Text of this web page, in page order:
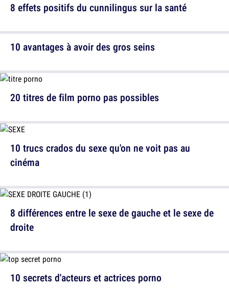
8 effets positifs du cunnilingus sur la santé
20 titres de film porno pas possibles
8 différences entre le sexe de gauche et le sexe de
droite
10 avantages à avoir des gros seins
10 trucs crados du sexe qu'on ne voit pas au
cinéma
10 secrets d'acteurs et actrices porno